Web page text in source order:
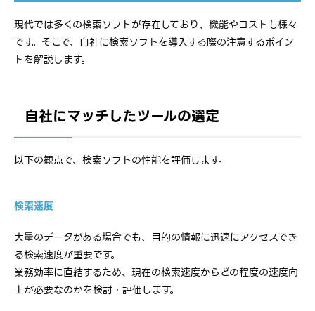
現代では多くの検索ソフトが存在しており、機能やコストも様々
です。そこで、自社に検索ソフトを導入する際の注意するポイン
トを解説します。
自社にマッチしたツールの選定
以下の観点で、検索ソフトの性能を評価します。
検索速度
大量のデータがある場合でも、目的の情報に迅速にアクセスでき
る検索速度が重要です。
業務効率に直結するため、現在の検索速度からどの程度の速度向
上が必要なのかを検討・評価します。